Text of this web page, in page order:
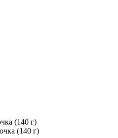
(140 г)
(140 г)